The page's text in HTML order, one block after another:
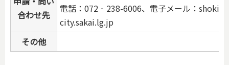
合わせ先
電話：072‐238-6006、電子メール：shoki
city.sakai.lg.jp
その他